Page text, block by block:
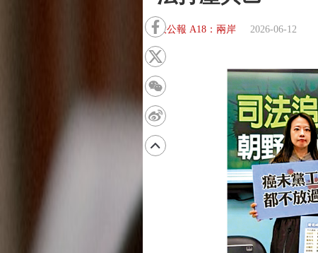
大公報 A18：兩岸 2026-06-12